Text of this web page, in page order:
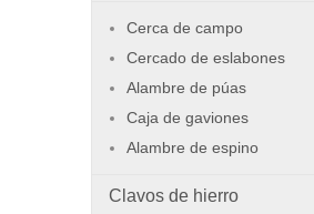
Cerca de campo
Cercado de eslabones
Alambre de púas
Caja de gaviones
Alambre de espino
Clavos de hierro